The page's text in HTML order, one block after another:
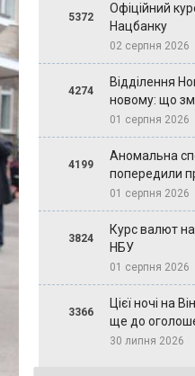
5372
Офіційний
Нацбанку
02 серпня 2026
4274
Відділення
новому: що
01 серпня 2026
4199
Аномальна
попередили
01 серпня 2026
3824
Курс валют на
НБУ
01 серпня 2026
3366
Цієї ночі на
ще до
30 липня 2026